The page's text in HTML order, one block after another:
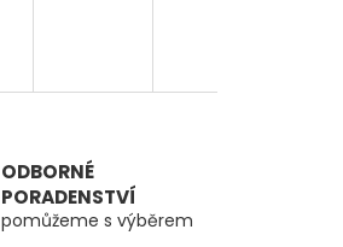
ODBORNÉ
PORADENSTVÍ
pomůžeme s výběrem